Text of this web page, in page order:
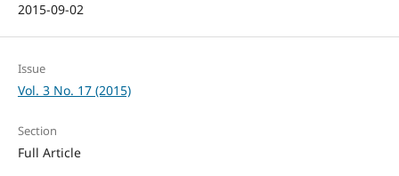
2015-09-02
Issue
Vol. 3 No. 17 (2015)
Section
Full Article